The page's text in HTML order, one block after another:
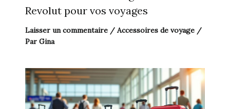
Revolut pour vos voyages
Laisser un commentaire / Accessoires de voyage/
Par Gina